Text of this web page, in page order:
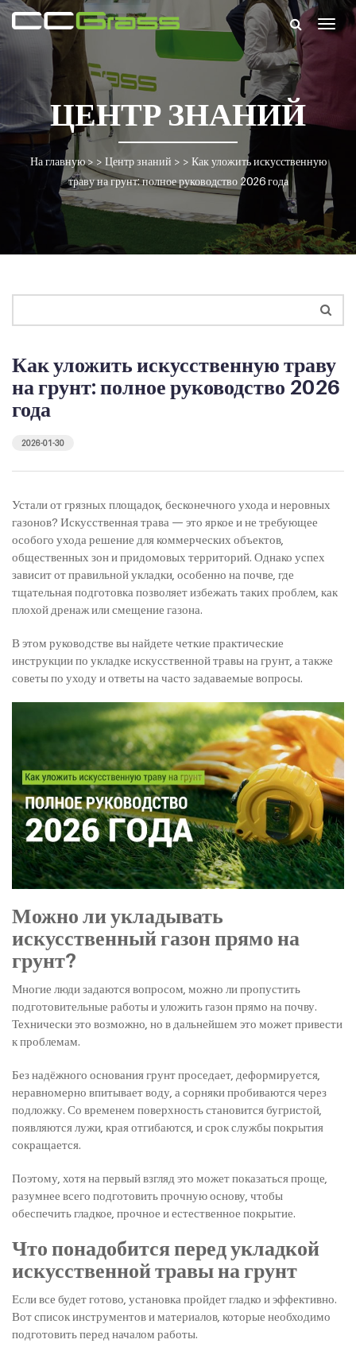
ЦЕНТР ЗНАНИЙ
На главную> > Центр знаний > > Как уложить искусственную
траву на грунт: полное руководство 2026 года
Как уложить искусственную траву
на грунт: полное руководство 2026
года
2026-01-30
Устали от грязных площадок, бесконечного ухода и неровных
газонов? Искусственная трава — это яркое и не требующее
особого ухода решение для коммерческих объектов,
общественных зон и придомовых территорий. Однако успех
зависит от правильной укладки, особенно на почве, где
тщательная подготовка позволяет избежать таких проблем, как
плохой дренаж или смещение газона.
В этом руководстве вы найдете четкие практические
инструкции по укладке искусственной травы на грунт, а также
советы по уходу и ответы на часто задаваемые вопросы.
Можно ли укладывать
искусственный газон прямо на
грунт?
Многие люди задаются вопросом, можно ли пропустить
подготовительные работы и уложить газон прямо на почву.
Технически это возможно, но в дальнейшем это может привести
к проблемам.
Без надёжного основания грунт проседает, деформируется,
неравномерно впитывает воду, а сорняки пробиваются через
подложку. Со временем поверхность становится бугристой,
появляются лужи, края отгибаются, и срок службы покрытия
сокращается.
Поэтому, хотя на первый взгляд это может показаться проще,
разумнее всего подготовить прочную основу, чтобы
обеспечить гладкое, прочное и естественное покрытие.
Что понадобится перед укладкой
искусственной травы на грунт
Если все будет готово, установка пройдет гладко и эффективно.
Вот список инструментов и материалов, которые необходимо
подготовить перед началом работы.